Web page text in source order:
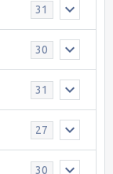
31
30
31
27
30